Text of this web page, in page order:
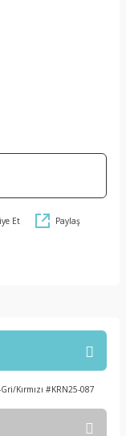
Et Paylaş
Kırmızı #KRN25-087